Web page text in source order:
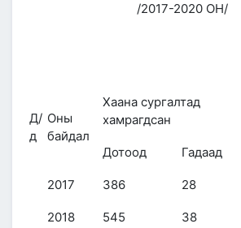
/2017-2020 ОН/
Д/
д
Оны
байдал
Хаана сургалтад
хамрагдсан
Дотоод
Гадаад
2017 386 28
2018 545 38